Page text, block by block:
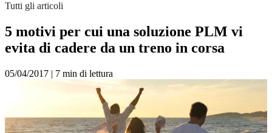
Tutti gli articoli
5 motivi per cui una soluzione PLM vi
evita di cadere da un treno in corsa
05/04/2017 | 7 min di lettura